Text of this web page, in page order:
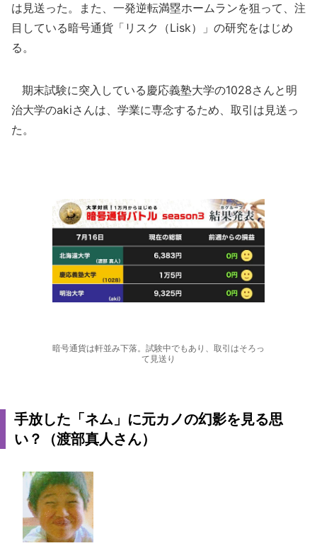
は見送った。また、一発逆転満塁ホームランを狙って、注
目している暗号通貨「リスク（Lisk）」の研究をはじめ
る。
期末試験に突入している慶応義塾大学の1028さんと明
治大学のakiさんは、学業に専念するため、取引は見送っ
た。
暗号通貨は軒並み下落。試験中でもあり、取引はそろっ
て見送り
手放した「ネム」に元カノの幻影を見る思
い？（渡部真人さん）